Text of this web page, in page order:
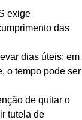
exige
das
dias úteis; em
o tempo pode ser
de quitar o
tutela de